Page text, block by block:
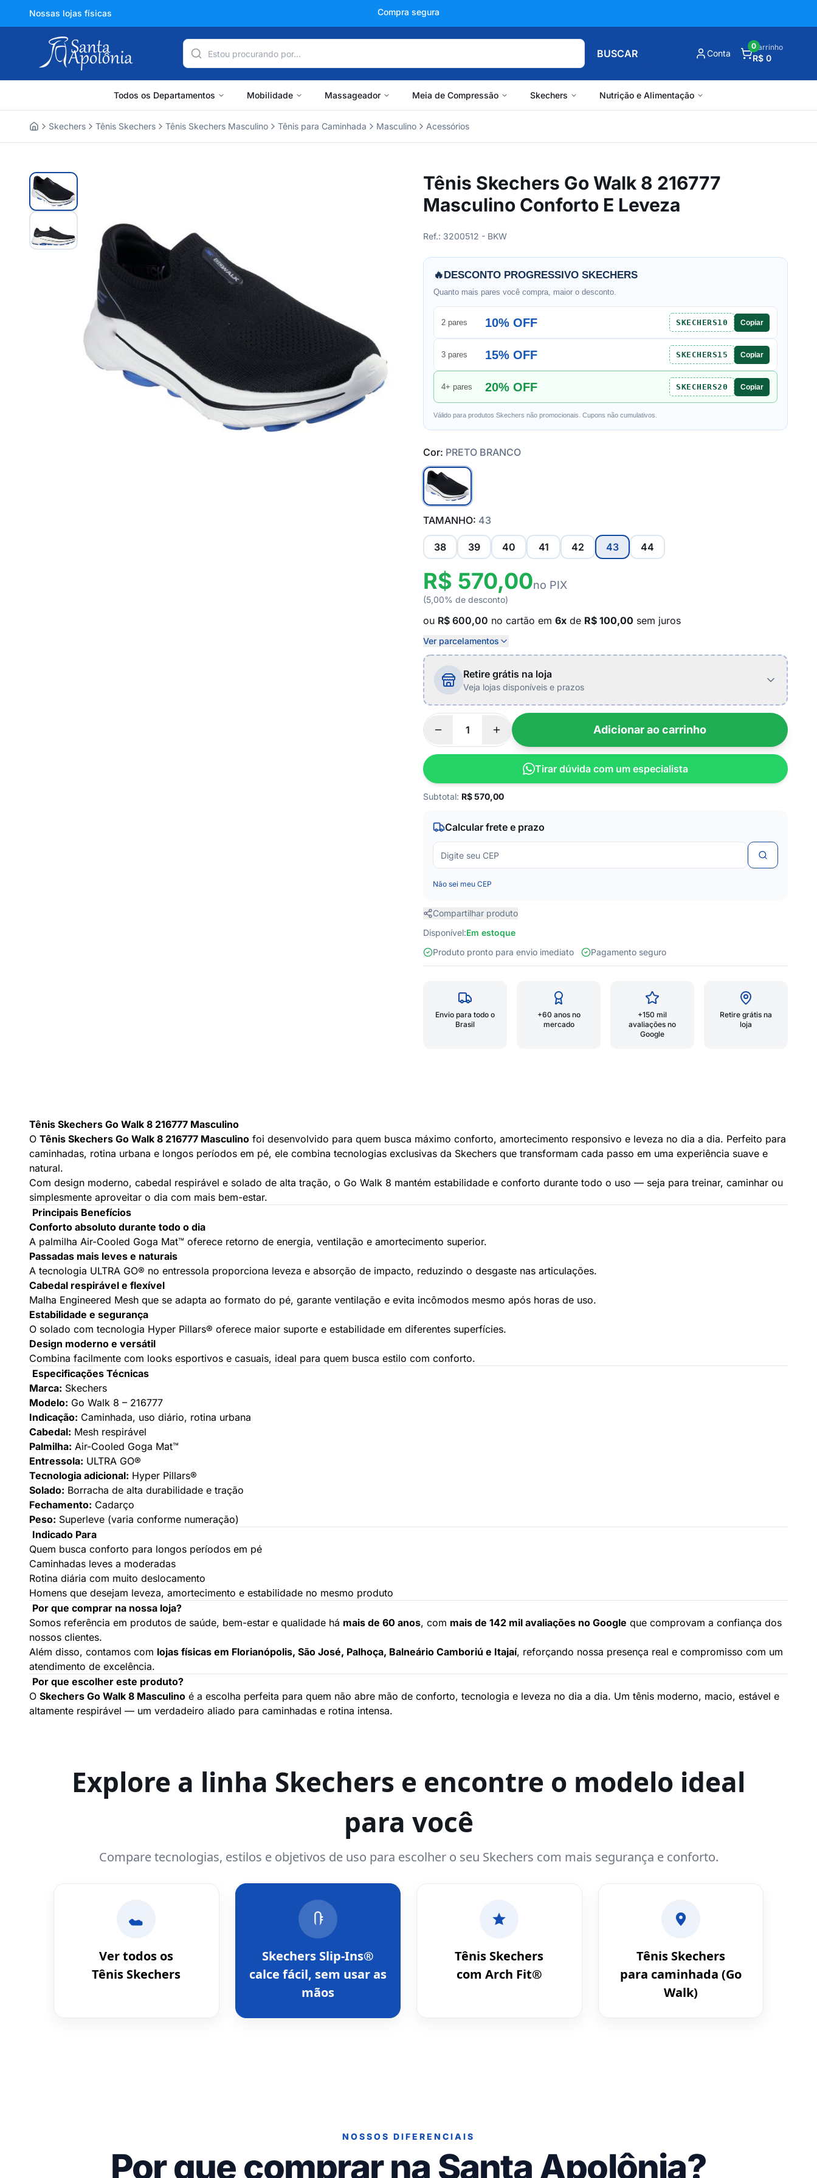
Nossas lojas físicas +150 mil avaliações
BUSCAR Conta
Carrinho
R$ 0
0
Todos os Departamentos Mobilidade Massageador Meia de Compressão Skechers Nutrição e Alimentação
Skechers Tênis Skechers Tênis Skechers Masculino Tênis para Caminhada Masculino Acessórios
Tênis Skechers Go Walk 8 216777
Masculino Conforto E Leveza
Ref.: 3200512 - BKW
🔥DESCONTO PROGRESSIVO SKECHERS
Quanto mais pares você compra, maior o desconto.
2 pares 10% OFF SKECHERS10 Copiar
3 pares 15% OFF SKECHERS15 Copiar
4+ pares 20% OFF SKECHERS20 Copiar
Válido para produtos Skechers não promocionais. Cupons não cumulativos.
Cor: PRETO BRANCO
TAMANHO: 43
38 39 40 41 42 43 44
R$ 570,00no PIX
(5,00% de desconto)
ou R$ 600,00 no cartão em 6x de R$ 100,00 sem juros
Ver parcelamentos
Retire grátis na loja
Veja lojas disponíveis e prazos
Adicionar ao carrinho
Tirar dúvida com um especialista
Subtotal: R$570,00
Calcular frete e prazo
Não sei meu CEP
Compartilhar produto
Disponível:Em estoque
Produto pronto para envio imediato
Pagamento seguro
Envio para todo o
Brasil
+60 anos no
mercado
+150 mil
avaliações no
Google
Retire grátis na
loja
Tênis Skechers Go Walk 8 216777 Masculino
O Tênis Skechers Go Walk 8 216777 Masculino foi desenvolvido para quem busca máximo conforto, amortecimento responsivo e leveza no dia a dia. Perfeito para
caminhadas, rotina urbana e longos períodos em pé, ele combina tecnologias exclusivas da Skechers que transformam cada passo em uma experiência suave e
natural.
Com design moderno, cabedal respirável e solado de alta tração, o Go Walk 8 mantém estabilidade e conforto durante todo o uso — seja para treinar, caminhar ou
simplesmente aproveitar o dia com mais bem-estar.
Principais Benefícios
Conforto absoluto durante todo o dia
A palmilha Air-Cooled Goga Mat™ oferece retorno de energia, ventilação e amortecimento superior.
Passadas mais leves e naturais
A tecnologia ULTRA GO® no entressola proporciona leveza e absorção de impacto, reduzindo o desgaste nas articulações.
Cabedal respirável e flexível
Malha Engineered Mesh que se adapta ao formato do pé, garante ventilação e evita incômodos mesmo após horas de uso.
Estabilidade e segurança
O solado com tecnologia Hyper Pillars® oferece maior suporte e estabilidade em diferentes superfícies.
Design moderno e versátil
Combina facilmente com looks esportivos e casuais, ideal para quem busca estilo com conforto.
Especificações Técnicas
Marca: Skechers
Modelo: Go Walk 8 – 216777
Indicação: Caminhada, uso diário, rotina urbana
Cabedal: Mesh respirável
Palmilha: Air-Cooled Goga Mat™
Entressola: ULTRA GO®
Tecnologia adicional: Hyper Pillars®
Solado: Borracha de alta durabilidade e tração
Fechamento: Cadarço
Peso: Superleve (varia conforme numeração)
Indicado Para
Quem busca conforto para longos períodos em pé
Caminhadas leves a moderadas
Rotina diária com muito deslocamento
Homens que desejam leveza, amortecimento e estabilidade no mesmo produto
Por que comprar na nossa loja?
Somos referência em produtos de saúde, bem-estar e qualidade há mais de 60 anos, com mais de 142 mil avaliações no Google que comprovam a confiança dos
nossos clientes.
Além disso, contamos com lojas físicas em Florianópolis, São José, Palhoça, Balneário Camboriú e Itajaí, reforçando nossa presença real e compromisso com um
atendimento de excelência.
Por que escolher este produto?
O Skechers Go Walk 8 Masculino é a escolha perfeita para quem não abre mão de conforto, tecnologia e leveza no dia a dia. Um tênis moderno, macio, estável e
altamente respirável — um verdadeiro aliado para caminhadas e rotina intensa.
Explore a linha Skechers e encontre o modelo ideal
para você
Compare tecnologias, estilos e objetivos de uso para escolher o seu Skechers com mais segurança e conforto.
Ver todos os
Tênis Skechers
Skechers Slip-Ins®
calce fácil, sem usar as
mãos
Tênis Skechers
com Arch Fit®
Tênis Skechers
para caminhada (Go
Walk)
NOSSOS DIFERENCIAIS
Por que comprar na Santa Apolônia?